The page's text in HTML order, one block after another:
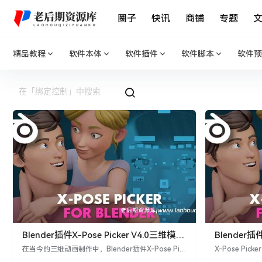
圈子 快讯 商铺 专题
精品教程 软件本体 软件插件 软件脚本 软件
Blender插件X-Pose Picker V4.0三维模型
绑定控制动画制作利器
在当今的三维动画制作中，Blender插件X-Pose Pick
Blender插
X-Pose
X-Pose Picker